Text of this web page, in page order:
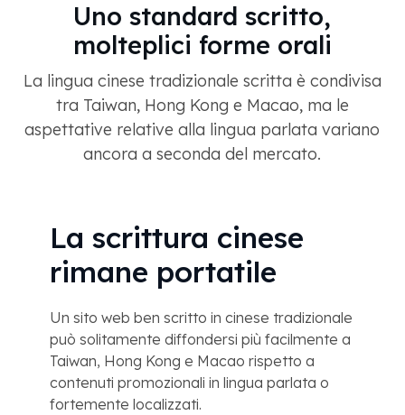
Uno standard scritto,
molteplici forme orali
La lingua cinese tradizionale scritta è condivisa
tra Taiwan, Hong Kong e Macao, ma le
aspettative relative alla lingua parlata variano
ancora a seconda del mercato.
La scrittura cinese
rimane portatile
Un sito web ben scritto in cinese tradizionale
può solitamente diffondersi più facilmente a
Taiwan, Hong Kong e Macao rispetto a
contenuti promozionali in lingua parlata o
fortemente localizzati.